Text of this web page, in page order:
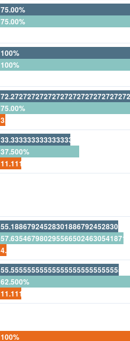
75.00%
75.00%
100%
100%
75.00%
37.500%
62.500%
100%